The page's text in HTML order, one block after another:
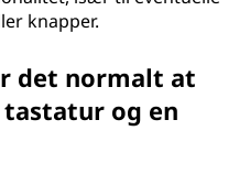
knapper.
det normalt at
og en